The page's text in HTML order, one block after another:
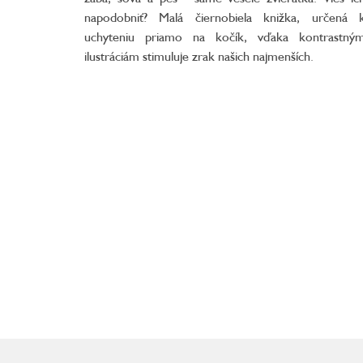
napodobniť? Malá čiernobiela knižka, určená
uchyteniu priamo na kočík, vďaka
ilustráciám stimuluje zrak našich najmenších.